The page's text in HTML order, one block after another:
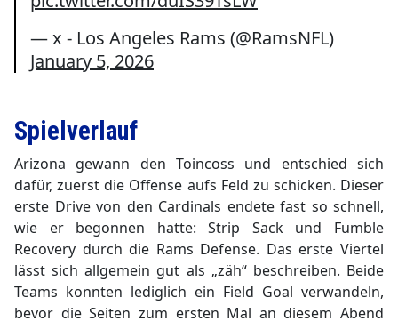
— x - Los Angeles Rams (@RamsNFL)
January 5, 2026
Spielverlauf
Arizona gewann den Toincoss und entschied sich
dafür, zuerst die Offense aufs Feld zu schicken. Dieser
erste Drive von den Cardinals endete fast so schnell,
wie er begonnen hatte: Strip Sack und Fumble
Recovery durch die Rams Defense. Das erste Viertel
lässt sich allgemein gut als „zäh“ beschreiben. Beide
Teams konnten lediglich ein Field Goal verwandeln,
bevor die Seiten zum ersten Mal an diesem Abend